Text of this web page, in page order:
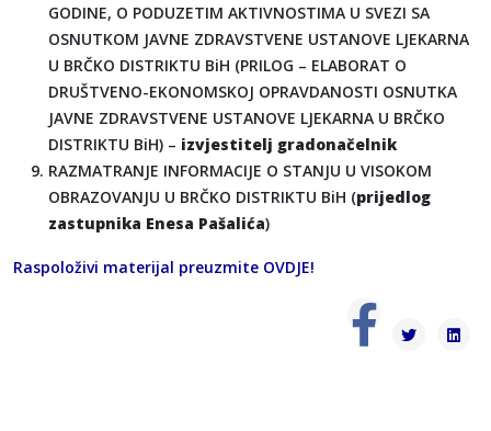
GODINE, O PODUZETIM AKTIVNOSTIMA U SVEZI SA
OSNUTKOM JAVNE ZDRAVSTVENE USTANOVE LJEKARNA
U BRČKO DISTRIKTU BiH (PRILOG – ELABORAT O
DRUŠTVENO-EKONOMSKOJ OPRAVDANOSTI OSNUTKA
JAVNE ZDRAVSTVENE USTANOVE LJEKARNA U BRČKO
DISTRIKTU BiH) – izvjestitelj gradonačelnik
RAZMATRANJE INFORMACIJE O STANJU U VISOKOM
OBRAZOVANJU U BRČKO DISTRIKTU BiH (prijedlog
zastupnika Enesa Pašalića)
Raspoloživi materijal preuzmite OVDJE!